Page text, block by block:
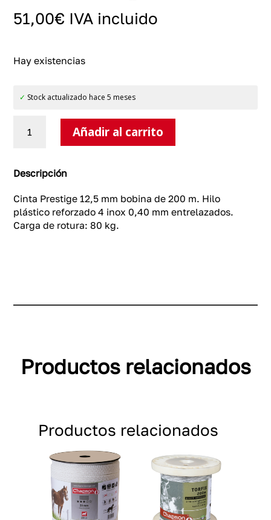
51,00€ IVA incluido
Hay existencias
✓ Stock actualizado hace 5 meses
Prestige
cantidad
Añadir al carrito
Descripción
Cinta Prestige 12,5 mm bobina de 200 m. Hilo
plástico reforzado 4 inox 0,40 mm entrelazados.
Carga de rotura: 80 kg.
Productos relacionados
Productos relacionados